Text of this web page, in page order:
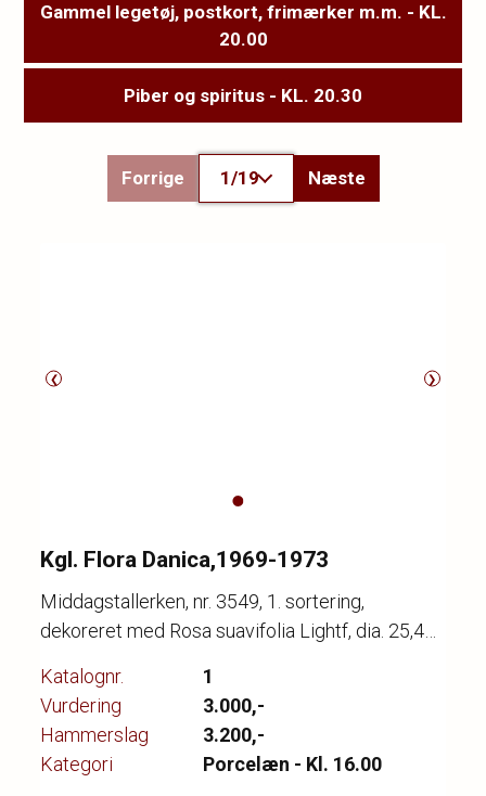
Gammel legetøj, postkort, frimærker m.m. - KL.
20.00
Piber og spiritus - KL. 20.30
Forrige 1/19 Næste
❮ ❯
Kgl. Flora Danica,1969-1973
Middagstallerken, nr. 3549, 1. sortering,
dekoreret med Rosa suavifolia Lightf, dia. 25,4
Katalognr.
1
Vurdering
3.000,-
Hammerslag
3.200,-
Kategori
Porcelæn - Kl. 16.00